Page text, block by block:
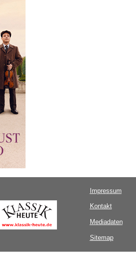
Impressum
Kontakt
Mediadaten
Sitemap